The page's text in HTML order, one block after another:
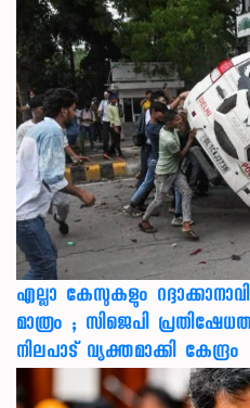
എല്ലാ കേസുകളും
മാത്രം ; സിജെപി
നിലപാട് വ്യക്തമാക്കി കേന്ദ്രം